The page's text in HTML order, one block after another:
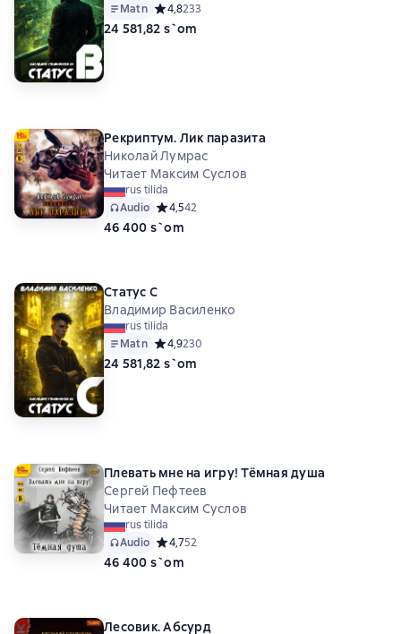
Matn Средний рейтинг 4,8 на основе 233 оценок
4,8233
24 581,82 s`om
Рекриптум. Лик паразита
Николай Лумрас
Читает Максим Суслов
rus tilida
Audio Средний рейтинг 4,5 на основе 42 оценок
4,542
46 400 s`om
Статус C
Владимир Василенко
rus tilida
Matn Средний рейтинг 4,9 на основе 230 оценок
4,9230
24 581,82 s`om
Плевать мне на игру! Тёмная душа
Сергей Пефтеев
Читает Максим Суслов
rus tilida
Audio Средний рейтинг 4,7 на основе 52 оценок
4,752
46 400 s`om
Лесовик. Абсурд